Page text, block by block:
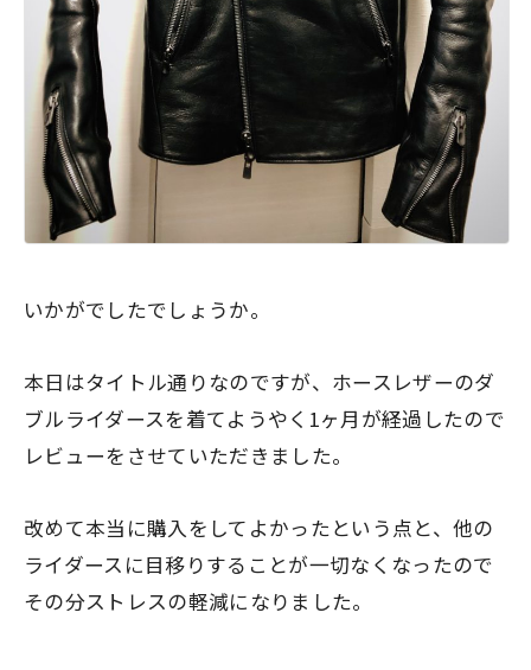
いかがでしたでしょうか。
本日はタイトル通りなのですが、ホースレザーのダ
ブルライダースを着てようやく1ヶ月が経過したので
レビューをさせていただきました。
改めて本当に購入をしてよかったという点と、他の
ライダースに目移りすることが一切なくなったので
その分ストレスの軽減になりました。